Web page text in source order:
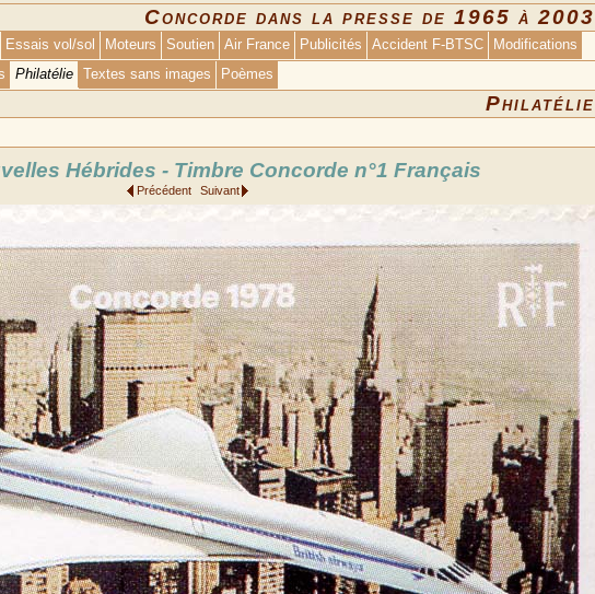
Concorde dans la presse de 1965 à 2003
Essais vol/sol Moteurs Soutien Air France Publicités Accident F-BTSC
Modifications
Philatélie Textes sans images Poèmes
Philatélie
Hébrides - Timbre Concorde n°1 Français
Précédent Suivant